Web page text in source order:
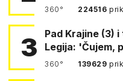
360° 224516
3
Pad Krajine (3)
Legija: 'Čujem,
360° 139629